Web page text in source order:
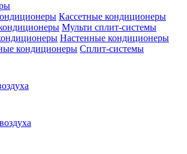
Кассетные кондиционеры
Мульти сплит-системы
Настенные кондиционеры
кондиционеры Сплит-системы